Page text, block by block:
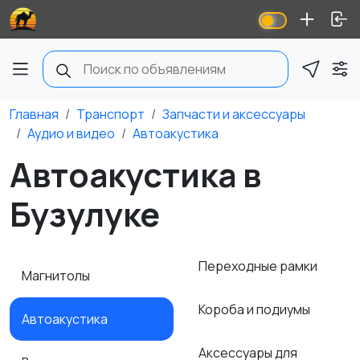
Главная Транспорт
Запчасти и аксессуары
Аудио и видео
Автоакустика
Автоакустика в
Бузулуке
Магнитолы
Автоакустика
Переходные рамки
Короба и подиумы
Аксессуары для